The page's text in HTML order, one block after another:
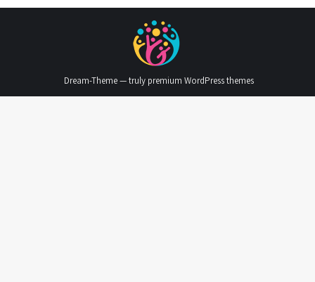
Dream-Theme — truly premium WordPress themes